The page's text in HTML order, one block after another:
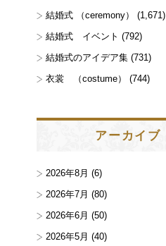
結婚式 （ceremony）
(1,671)
結婚式 イベント (792)
結婚式のアイデア集 (731)
衣裳 （costume）
(744)
アーカイブ
2026年8月 (6)
2026年7月 (80)
2026年6月 (50)
2026年5月 (40)